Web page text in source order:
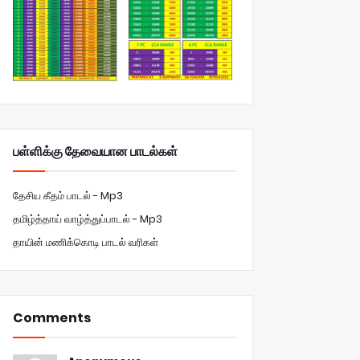
பள்ளிக்கு தேவையான பாடல்கள்
தேசிய கீதம் பாடல் - Mp3
தமிழ்த்தாய் வாழ்த்துப்பாடல் - Mp3
தாயின் மணிக்கொடி பாடல் வரிகள்
Comments